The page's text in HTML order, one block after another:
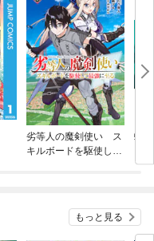
劣等人の魔剣使い ス
キルボードを駆使して
蜘
もっと見る